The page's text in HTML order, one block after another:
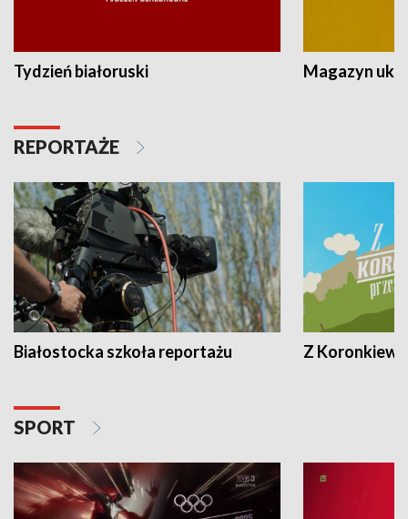
Tydzień białoruski Magazyn
REPORTAŻE
Białostocka szkoła reportażu Z
SPORT